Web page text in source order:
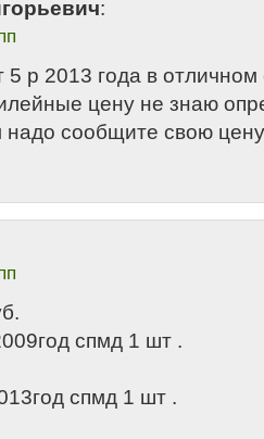
:
5 р 2013 года в
цену не знаю
сообщите свою
спмд 1 шт .
спмд 1 шт .